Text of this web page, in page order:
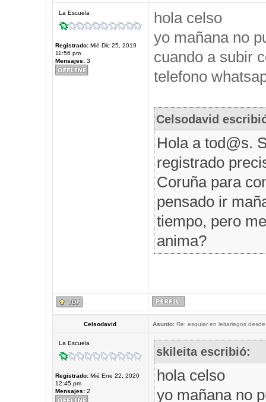
La Escuela
Registrado:Mié Dic 25, 2019
11:56 pm
Mensajes:3
hola celso
yo mañana no
cuando a subir
telefono
Celsodavid
Hola a tod@s.
registrado
Coruña para
pensado ir
tiempo, pero
anima?
Celsodavid Asunto:Re: esquiar en leitariegos
La Escuela
Registrado:Mié Ene 22, 2020
12:45 pm
Mensajes:2
skileita escribió:
hola celso
yo mañana no